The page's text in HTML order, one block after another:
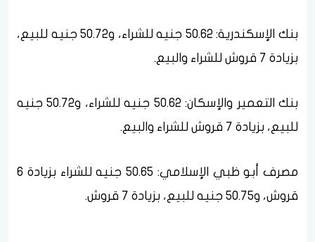
بنك الإسكندرية: 50.62 جنيه للشراء، و50.72 جنيه للبيع،
بزيادة 7 قروش للشراء والبيع.
بنك التعمير والإسكان: 50.62 جنيه للشراء، و50.72 جنيه
للبيع، بزيادة 7 قروش للشراء والبيع.
مصرف أبو ظبي الإسلامي: 50.65 جنيه للشراء بزيادة 6
قروش، و50.75 جنيه للبيع، بزيادة 7 قروش.